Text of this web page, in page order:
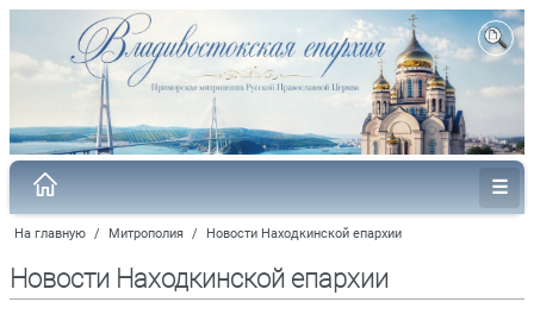
На главную / Митрополия / Новости Находкинской епархии
Новости Находкинской епархии